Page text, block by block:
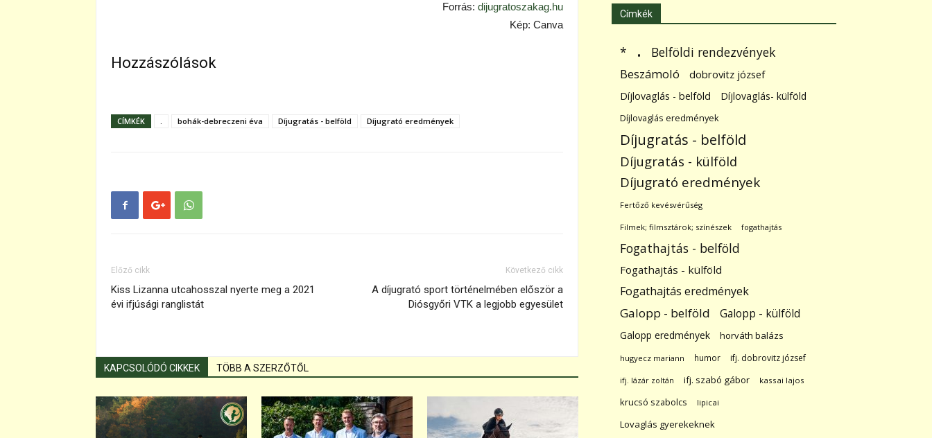
Forrás: dijugratoszakag.hu
Kép: Canva
Hozzászólások
CÍMKÉK . bohák-debreczeni éva Díjugratás - belföld Díjugrató eredmények
Előző cikk
Kiss Lizanna utcahosszal nyerte meg a 2021
évi ifjúsági ranglistát
Következő cikk
A díjugrató sport történelmében először a
Diósgyőri VTK a legjobb egyesület
KAPCSOLÓDÓ CIKKEK TÖBB A SZERZŐTŐL
Címkék
* . Belföldi rendezvények
Beszámoló dobrovitz józsef
Díjlovaglás - belföld Díjlovaglás- külföld
Díjlovaglás eredmények
Díjugratás - belföld
Díjugratás - külföld
Díjugrató eredmények
Fertőző kevésvérűség
Filmek; filmsztárok; színészek fogathajtás
Fogathajtás - belföld
Fogathajtás - külföld
Fogathajtás eredmények
Galopp - belföld Galopp - külföld
Galopp eredmények horváth balázs
hugyecz mariann humor ifj. dobrovitz józsef
ifj. lázár zoltán ifj. szabó gábor kassai lajos
krucsó szabolcs lipicai
Lovaglás gyerekeknek